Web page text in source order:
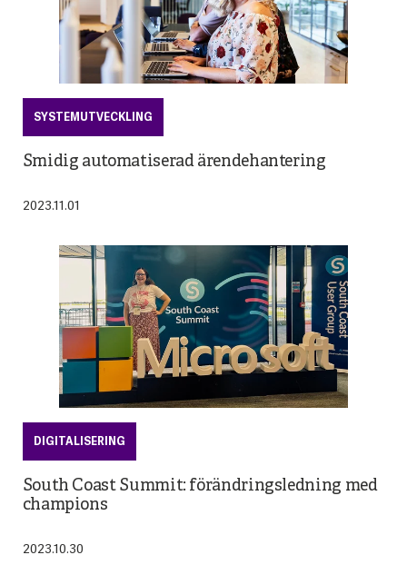
SYSTEMUTVECKLING
Smidig automatiserad ärendehantering
2023.11.01
DIGITALISERING
South Coast Summit: förändringsledning med
champions
2023.10.30